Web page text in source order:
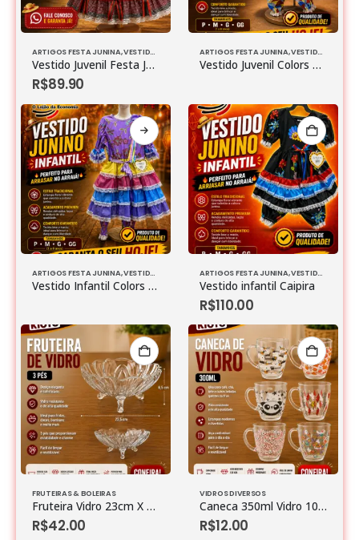
ARTIGOS FESTA JUNINA,VESTIDOS
Vestido Juvenil Festa Junina
R$89.90
ARTIGOS FESTA JUNINA,VESTIDOS
Vestido Juvenil Colors Caipira Tamanho 12
ARTIGOS FESTA JUNINA,VESTIDOS
Vestido Infantil Colors Caipira
ARTIGOS FESTA JUNINA,VESTIDOS
Vestido infantil Caipira
R$110.00
FRUTEIRAS & BOLEIRAS
Fruteira Vidro 23cm X 23cm X 10cm
R$42.00
VIDROS DIVERSOS
Caneca 350ml Vidro 10cm X 8,7cm (unidade)
R$12.00